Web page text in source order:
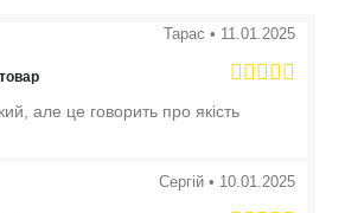
Тарас • 11.01.2025
але це говорить про якість
Сергій • 10.01.2025